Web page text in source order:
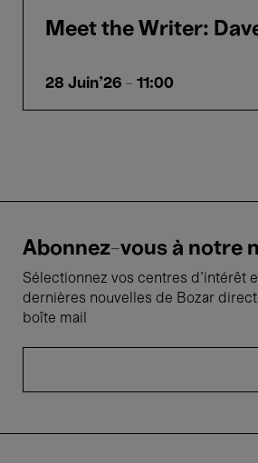
Meet the Writer:
28 Juin'26 - 11:00
Abonnez-vous à notre
Sélectionnez vos centres d'intérêt
dernières nouvelles de Bozar
boîte mail